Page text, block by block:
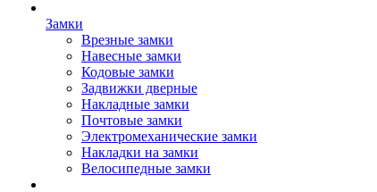
Замки
Врезные замки
Навесные замки
Кодовые замки
Задвижки дверные
Накладные замки
Почтовые замки
Электромеханические замки
Накладки на замки
Велосипедные замки